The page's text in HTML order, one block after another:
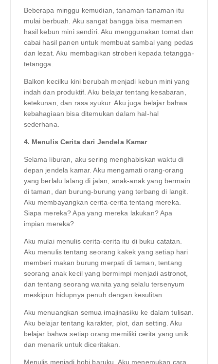
Beberapa minggu kemudian, tanaman-tanaman itu
mulai berbuah. Aku sangat bangga bisa memanen
hasil kebun mini sendiri. Aku menggunakan tomat dan
cabai hasil panen untuk membuat sambal yang pedas
dan lezat. Aku membagikan stroberi kepada tetangga-
tetangga.
Balkon kecilku kini berubah menjadi kebun mini yang
indah dan produktif. Aku belajar tentang kesabaran,
ketekunan, dan rasa syukur. Aku juga belajar bahwa
kebahagiaan bisa ditemukan dalam hal-hal
sederhana.
4. Menulis Cerita dari Jendela Kamar
Selama liburan, aku sering menghabiskan waktu di
depan jendela kamar. Aku mengamati orang-orang
yang berlalu lalang di jalan, anak-anak yang bermain
di taman, dan burung-burung yang terbang di langit.
Aku membayangkan cerita-cerita tentang mereka.
Siapa mereka? Apa yang mereka lakukan? Apa
impian mereka?
Aku mulai menulis cerita-cerita itu di buku catatan.
Aku menulis tentang seorang kakek yang setiap hari
memberi makan burung merpati di taman, tentang
seorang anak kecil yang bermimpi menjadi astronot,
dan tentang seorang wanita yang selalu tersenyum
meskipun hidupnya penuh dengan kesulitan.
Aku menuangkan semua imajinasiku ke dalam tulisan.
Aku belajar tentang karakter, plot, dan setting. Aku
belajar bahwa setiap orang memiliki cerita yang unik
dan menarik untuk diceritakan.
Menulis menjadi hobi baruku. Aku menemukan cara